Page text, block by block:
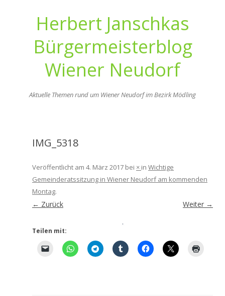
Herbert Janschkas
Bürgermeisterblog
Wiener Neudorf
Aktuelle Themen rund um Wiener Neudorf im Bezirk Mödling
IMG_5318
Veröffentlicht am 4. März 2017 bei × in Wichtige
Gemeinderatssitzung in Wiener Neudorf am kommenden
Montag.
← Zurück Weiter →
Teilen mit: